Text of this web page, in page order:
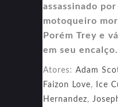
assassinado
motoqueiro
Porém Trey e
em seu encalço.
Atores: Adam
Faizon Love, Ice
Hernandez,